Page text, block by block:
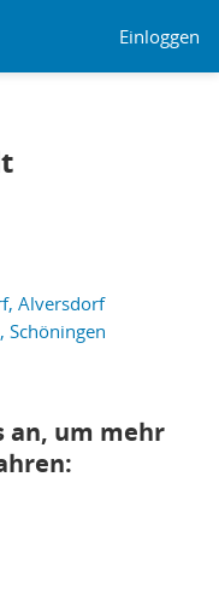
Einloggen
Alversdorf
Schöningen
an, um mehr